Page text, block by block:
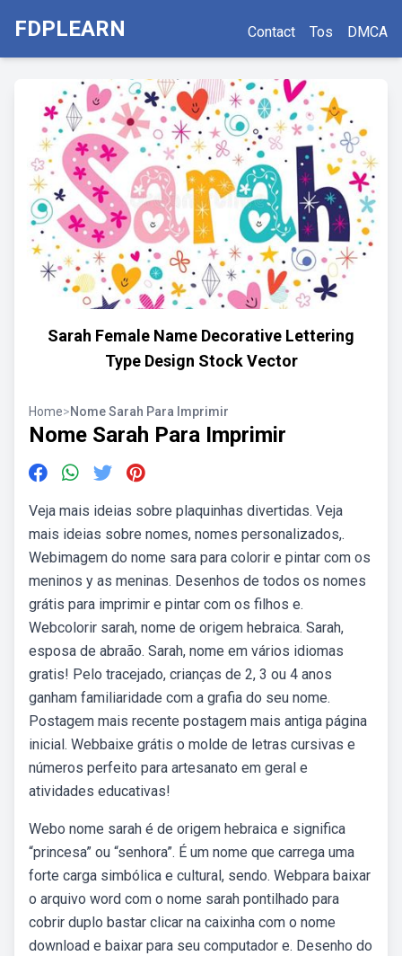
FDPLEARN Contact Tos DMCA
Sarah Female Name Decorative Lettering
Type Design Stock Vector
Home>Nome Sarah Para Imprimir
Nome Sarah Para Imprimir
Veja mais ideias sobre plaquinhas divertidas. Veja
mais ideias sobre nomes, nomes personalizados,.
Webimagem do nome sara para colorir e pintar com os
meninos y as meninas. Desenhos de todos os nomes
grátis para imprimir e pintar com os filhos e.
Webcolorir sarah, nome de origem hebraica. Sarah,
esposa de abraão. Sarah, nome em vários idiomas
gratis! Pelo tracejado, crianças de 2, 3 ou 4 anos
ganham familiaridade com a grafia do seu nome.
Postagem mais recente postagem mais antiga página
inicial. Webbaixe grátis o molde de letras cursivas e
números perfeito para artesanato em geral e
atividades educativas!
Webo nome sarah é de origem hebraica e significa
“princesa” ou “senhora”. É um nome que carrega uma
forte carga simbólica e cultural, sendo. Webpara baixar
o arquivo word com o nome sarah pontilhado para
cobrir duplo bastar clicar na caixinha com o nome
download e baixar para seu computador e. Desenho do